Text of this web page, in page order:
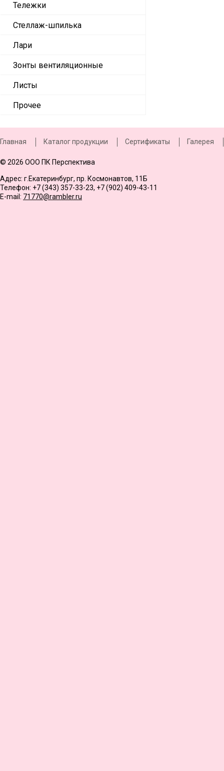
Тележки
Стеллаж-шпилька
Лари
Зонты вентиляционные
Листы
Прочее
Главная Каталог продукции Сертификаты Галерея
© 2026 ООО ПК Перспектива
Адрес: г.Екатеринбург, пр. Космонавтов, 11Б
Телефон: +7 (343) 357-33-23, +7 (902) 409-43-11
E-mail: 71770@rambler.ru